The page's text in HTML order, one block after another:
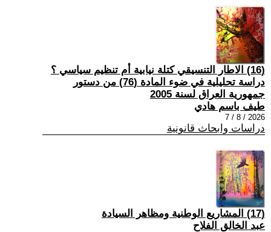
(16) الاطار التنسيقي كتلة نيابية أم تنظيم سياسي ؟
دراسة تحليلية في ضوء المادة (76) من دستور
جمهورية العراق لسنة 2005
طيف باسم هادي
2026 / 8 / 7
دراسات وابحاث قانونية
(17) المشاريع الوطنية ومظاهر السيادة
عبد الخالق الفلاح